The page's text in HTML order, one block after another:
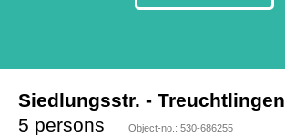
Siedlungsstr.
- 91757
- Treuchtlingen
5 persons
Object-no.: 530-686255